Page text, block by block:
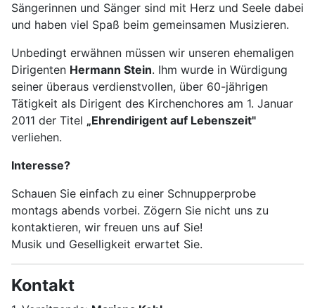
Sängerinnen und Sänger sind mit Herz und Seele dabei
und haben viel Spaß beim gemeinsamen Musizieren.
Unbedingt erwähnen müssen wir unseren ehemaligen
Dirigenten Hermann Stein. Ihm wurde in Würdigung
seiner überaus verdienstvollen, über 60-jährigen
Tätigkeit als Dirigent des Kirchenchores am 1. Januar
2011 der Titel „Ehrendirigent auf Lebenszeit"
verliehen.
Interesse?
Schauen Sie einfach zu einer Schnupperprobe
montags abends vorbei. Zögern Sie nicht uns zu
kontaktieren, wir freuen uns auf Sie!
Musik und Geselligkeit erwartet Sie.
Kontakt